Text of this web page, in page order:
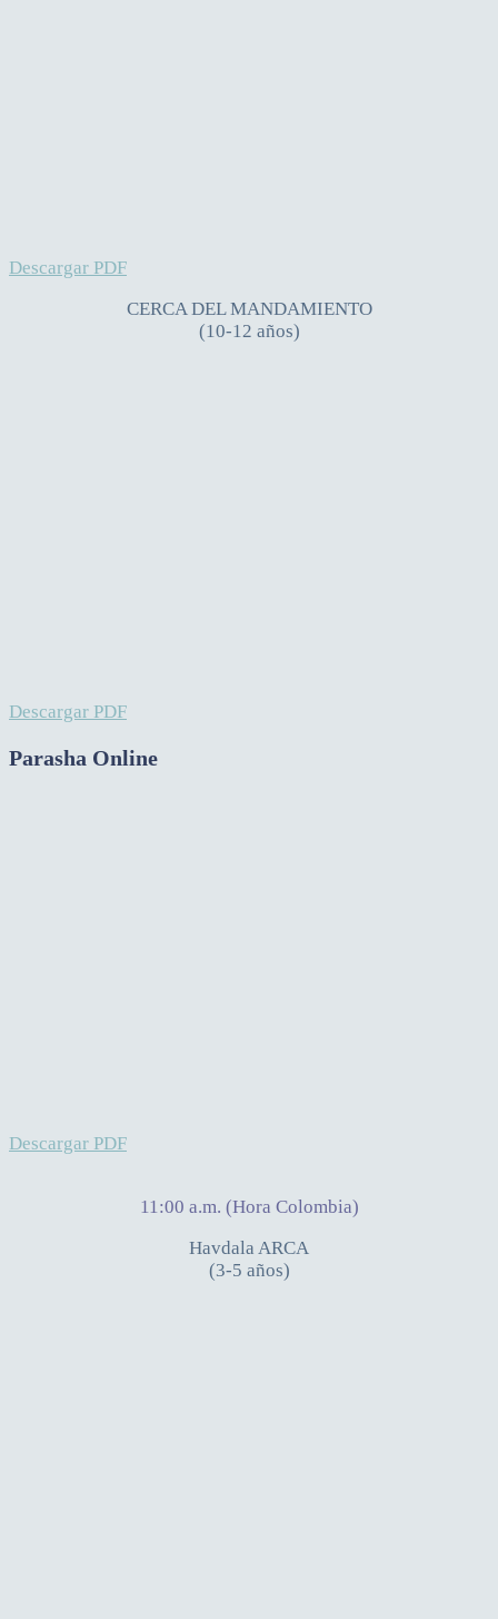
Descargar PDF
CERCA DEL MANDAMIENTO
(10-12 años)
Descargar PDF
Parasha Online
Descargar PDF
11:00 a.m. (Hora Colombia)
Havdala ARCA
(3-5 años)